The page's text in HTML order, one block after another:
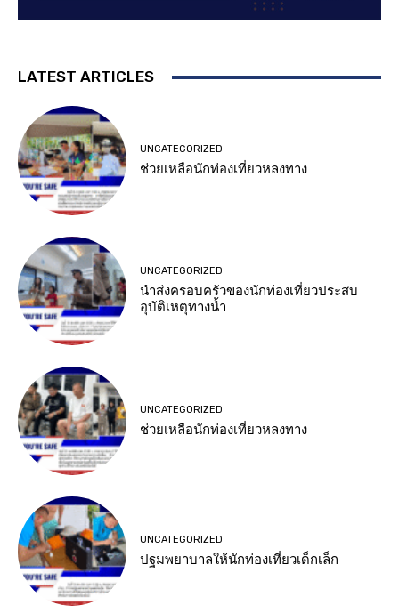
LATEST ARTICLES
UNCATEGORIZED
ช่วยเหลือนักท่องเที่ยวหลงทาง
UNCATEGORIZED
นำส่งครอบครัวของนักท่องเที่ยวประสบ
อุบัติเหตุทางน้ำ
UNCATEGORIZED
ช่วยเหลือนักท่องเที่ยวหลงทาง
UNCATEGORIZED
ปฐมพยาบาลให้นักท่องเที่ยวเด็กเล็ก